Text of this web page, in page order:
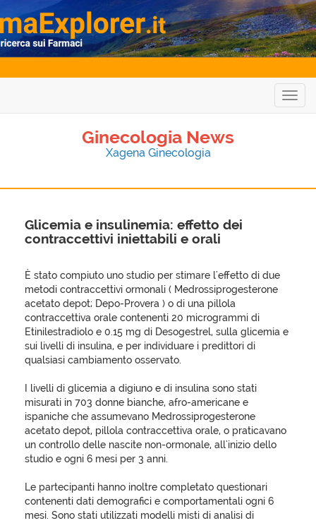
Ginecologia News
Xagena Ginecologia
Glicemia e insulinemia: effetto dei
contraccettivi iniettabili e orali
È stato compiuto uno studio per stimare l'effetto di due
metodi contraccettivi ormonali ( Medrossiprogesterone
acetato depot; Depo-Provera ) o di una pillola
contraccettiva orale contenenti 20 microgrammi di
Etinilestradiolo e 0.15 mg di Desogestrel, sulla glicemia e
sui livelli di insulina, e per individuare i predittori di
qualsiasi cambiamento osservato.
I livelli di glicemia a digiuno e di insulina sono stati
misurati in 703 donne bianche, afro-americane e
ispaniche che assumevano Medrossiprogesterone
acetato depot, pillola contraccettiva orale, o praticavano
un controllo delle nascite non-ormonale, all'inizio dello
studio e ogni 6 mesi per 3 anni.
Le partecipanti hanno inoltre completato questionari
contenenti dati demografici e comportamentali ogni 6
mesi. Sono stati utilizzati modelli misti di analisi di